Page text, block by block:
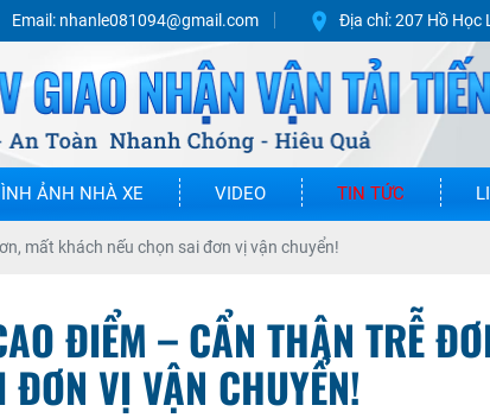
Email: nhanle081094@gmail.com Địa chỉ:207 Hồ Học
ẢNH NHÀ XE VIDEO TIN TỨC
mất khách nếu chọn sai đơn vị vận chuyển!
ĐIỂM – CẨN THẬN TRỄ
ĐƠN VỊ VẬN CHUYỂN!